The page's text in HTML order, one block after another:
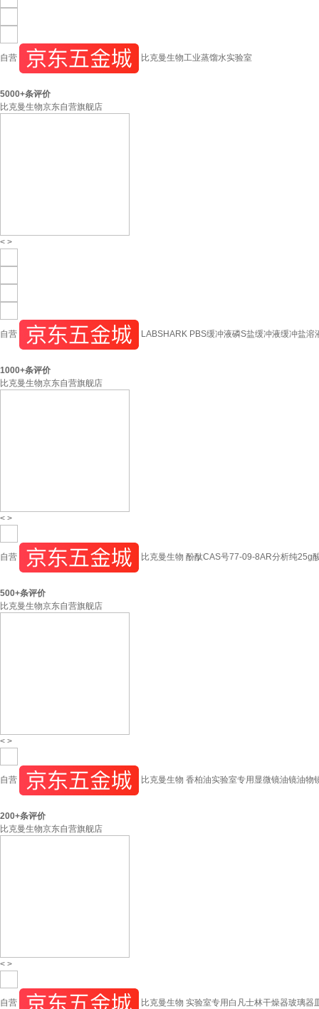
自营 比克曼生物工业蒸馏水实验室
5000+条评价
比克曼生物京东自营旗舰店
< >
自营 LABSHARK PBS缓冲液磷S盐缓冲液缓冲盐
1000+条评价
比克曼生物京东自营旗舰店
< >
自营 比克曼生物 酚酞CAS号77-09-8AR分析纯25g
500+条评价
比克曼生物京东自营旗舰店
< >
自营 比克曼生物 香柏油实验室专用显微镜油镜油
200+条评价
比克曼生物京东自营旗舰店
< >
自营 比克曼生物 实验室专用白凡士林干燥器玻璃